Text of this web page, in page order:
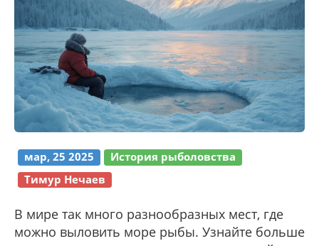
мар, 25 2025
История рыболовства
Тимур Нечаев
В мире так много разнообразных мест, где
можно выловить море рыбы. Узнайте больше